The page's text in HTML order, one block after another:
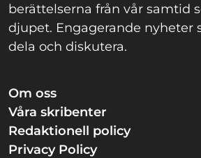
berättelserna från vår samtid
djupet. Engagerande nyheter
dela och diskutera.
Om oss
Våra skribenter
Redaktionell policy
Privacy Policy